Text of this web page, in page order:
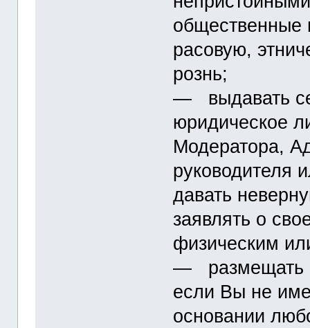
общественные
расовую,
рознь;
― выдавать
юридическое
Модератора,
руководителя
давать
заявлять о
физическим
― размещать
если Вы не
основании